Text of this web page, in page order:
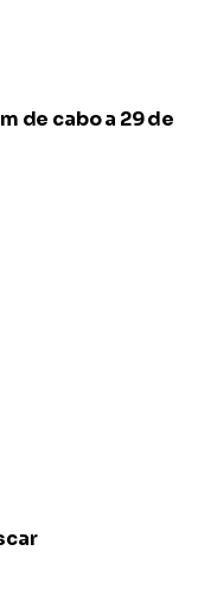
de cabo a 29 de